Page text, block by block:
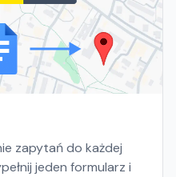
zapytań do każdej
jeden formularz i